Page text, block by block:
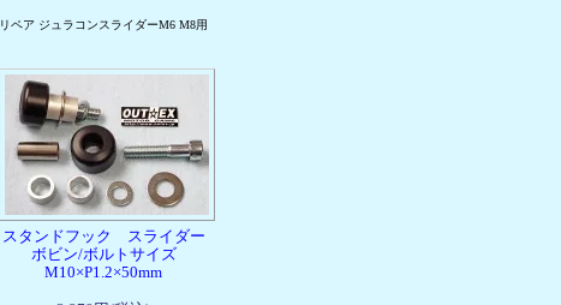
リペア ジュラコンスライダーM6 M8用
スタンドフック スライダー
ボビン/ボルトサイズ
M10×P1.2×50mm